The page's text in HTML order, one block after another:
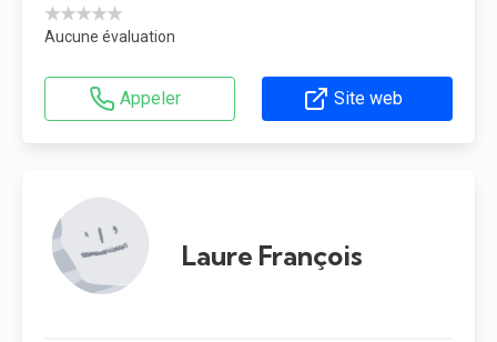
★★★★★
Aucune évaluation
Appeler Site web
Laure François